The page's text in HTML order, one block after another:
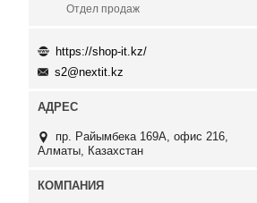
Отдел продаж
https://shop-it.kz/
s2@nextit.kz
пр. Райымбека 169А, офис 216,
Алматы, Казахстан